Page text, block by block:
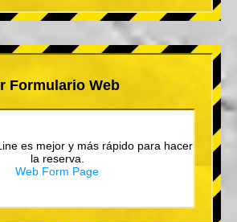
Formulario Web
es mejor y más rápido para hacer
la reserva.
Web Form Page